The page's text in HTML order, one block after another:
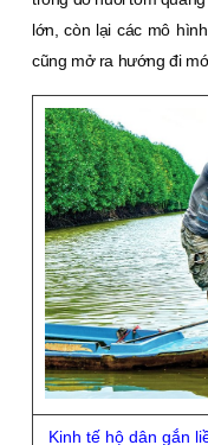
lớn, còn lại các mô
cũng mở ra hướng đi
Kinh tế hộ dân gắn